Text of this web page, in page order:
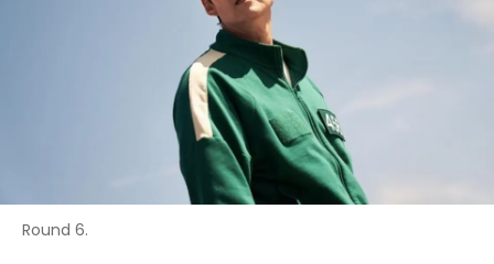
Round 6.